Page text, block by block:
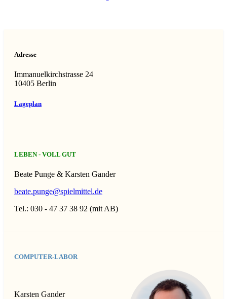
Adresse
Immanuelkirchstrasse 24
10405 Berlin
Lageplan
LEBEN - VOLL GUT
Beate Punge & Karsten Gander
beate.punge@spielmittel.de
Tel.: 030 - 47 37 38 92 (mit AB)
COMPUTER-LABOR
Karsten Gander